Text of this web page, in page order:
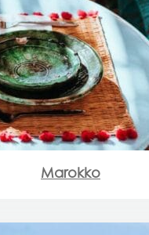
Marokko